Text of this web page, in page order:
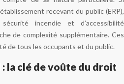
recevant du public (ERP),
incendie et d’accessibilité
de complexité supplémentaire. Ces
de tous les occupants et du public.
la clé de voûte du droit